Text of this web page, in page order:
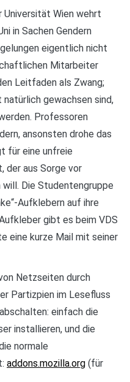
Universität Wien wehrt
in Sachen Gendern
eigentlich nicht
Mitarbeiter
Leitfaden als Zwang;
gewachsen sind,
Professoren
ansonsten drohe das
für eine unfreie
der aus Sorge vor
will. Die Studentengruppe
Aufklebern auf ihre
gibt es beim VDS
eine kurze Mail mit seiner
Netzseiten durch
Partizpien im Lesefluss
einfach die
installieren, und die
normale
addons.mozilla.org (für